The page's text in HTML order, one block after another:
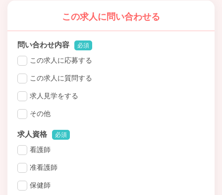
この求人に問い合わせる
問い合わせ内容 必須
この求人に応募する
この求人に質問する
求人見学をする
その他
求人資格 必須
看護師
准看護師
保健師